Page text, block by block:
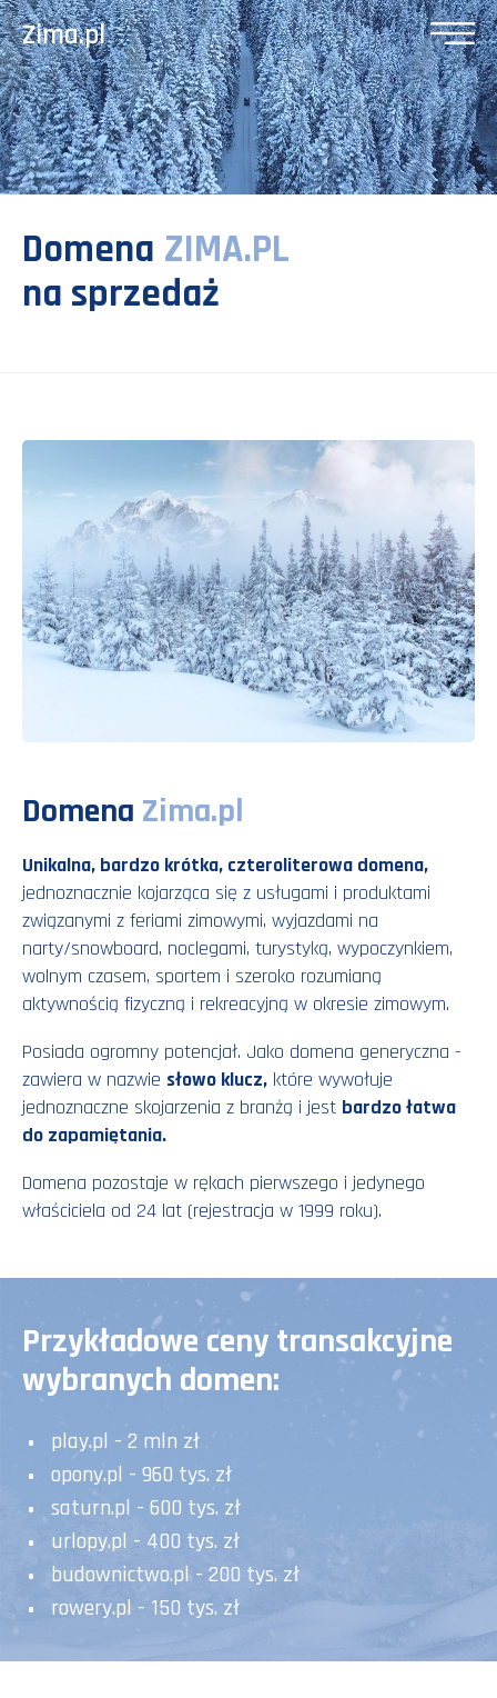
Zima.pl
Domena ZIMA.PL
na sprzedaż
Domena Zima.pl
Unikalna, bardzo krótka, czteroliterowa domena,
jednoznacznie kojarząca się z usługami i produktami
związanymi z feriami zimowymi, wyjazdami na
narty/snowboard, noclegami, turystyką, wypoczynkiem,
wolnym czasem, sportem i szeroko rozumianą
aktywnością fizyczną i rekreacyjną w okresie zimowym.
Posiada ogromny potencjał. Jako domena generyczna -
zawiera w nazwie słowo klucz, które wywołuje
jednoznaczne skojarzenia z branżą i jest bardzo łatwa
do zapamiętania.
Domena pozostaje w rękach pierwszego i jedynego
właściciela od 24 lat (rejestracja w 1999 roku).
Przykładowe ceny transakcyjne
wybranych domen:
play.pl - 2 mln zł
opony.pl - 960 tys. zł
saturn.pl - 600 tys. zł
urlopy.pl - 400 tys. zł
budownictwo.pl - 200 tys. zł
rowery.pl - 150 tys. zł